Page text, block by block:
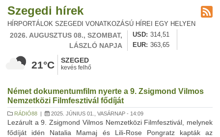
Szegedi hírek
HÍRPORTÁLOK SZEGEDI VONATKOZÁSÚ HÍREI EGY HELYEN
2026. AUGUSZTUS 08., SZOMBAT,
LÁSZLÓ NAPJA
USD
314,51
EUR
363,65
21°C SZEGED
kevés felhő
Német dokumentumfilm nyerte a 9. Zsigmond Vilmos
Nemzetközi Filmfesztivál fődíját
RÁDIÓ88 | 2025. JÚNIUS 01., VASÁRNAP - 14:09
Lezárult a 9. Zsigmond Vilmos Nemzetközi Filmfesztivál, melynek
fődíját idén Natalia Mamaj és Lili-Rose Pongratz kapták az